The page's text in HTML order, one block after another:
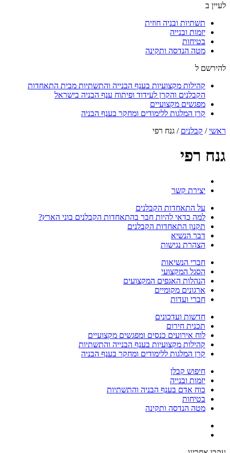
לעיין ב
תשתיות ובניה חוזית
יזמות ובנייה
בטיחות
מטה הנדסה ותקינה
להירשם ל
קהילות מקצועיות בענף הבנייה והתשתיות מבית התאחדות
הקבלנים והקרן לעידוד ופיתוח ענף הבניה בישראל
מפגשים מקצועיים
קרן המלגות ללימודים ומחקר בענף הבניה
ראשי/ קבלנים / גנח רפי
גנח רפי
יצירת קשר
על התאחדות הקבלנים
למה כדאי להיות חבר בהתאחדות הקבלנים בוני הארץ?
תקנון התאחדות הקבלנים
דבר הנשיא
הצהרת נגישות
חברי הנשיאות
הסגל המקצועי
הנהלות האגפים המקצועים
ארגונים מקומיים
חברי ועדות
חדשות ועדכונים
תכנית חירום
לוח אירועים כנסים ומפגשים מקצועיים
קהילות מקצועיות בענף הבנייה והתשתיות
קרן המלגות ללימודים ומחקר בענף הבניה
חיפוש קבלן
יזמות ובנייה
כוח אדם בענף הבניה והתשתיות
בטיחות
מטה הנדסה ותקינה